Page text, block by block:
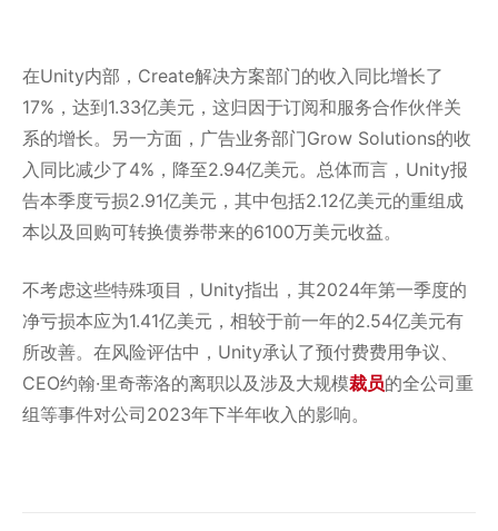
在Unity内部，Create解决方案部门的收入同比增长了
17%，达到1.33亿美元，这归因于订阅和服务合作伙伴关
系的增长。另一方面，广告业务部门Grow Solutions的收
入同比减少了4%，降至2.94亿美元。总体而言，Unity报
告本季度亏损2.91亿美元，其中包括2.12亿美元的重组成
本以及回购可转换债券带来的6100万美元收益。
不考虑这些特殊项目，Unity指出，其2024年第一季度的
净亏损本应为1.41亿美元，相较于前一年的2.54亿美元有
所改善。在风险评估中，Unity承认了预付费费用争议、
CEO约翰·里奇蒂洛的离职以及涉及大规模裁员的全公司重
组等事件对公司2023年下半年收入的影响。